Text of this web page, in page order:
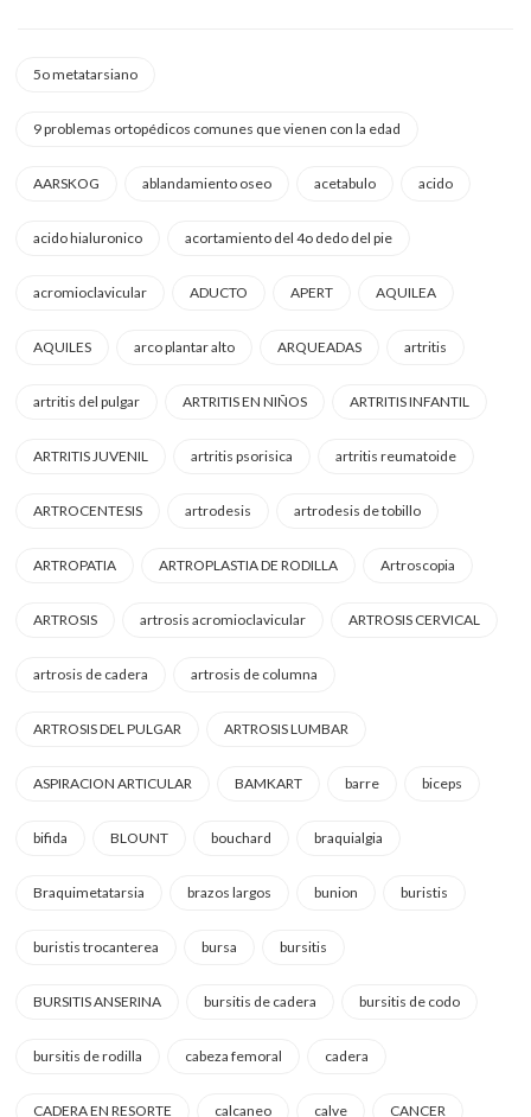
5o metatarsiano
9 problemas ortopédicos comunes que vienen con la edad
AARSKOG ablandamiento oseo acetabulo acido
acido hialuronico acortamiento del 4o dedo del pie
acromioclavicular ADUCTO APERT AQUILEA
AQUILES arco plantar alto ARQUEADAS artritis
artritis del pulgar ARTRITIS EN NIÑOS ARTRITIS INFANTIL
ARTRITIS JUVENIL artritis psorisica artritis reumatoide
ARTROCENTESIS artrodesis artrodesis de tobillo
ARTROPATIA ARTROPLASTIA DE RODILLA Artroscopia
ARTROSIS artrosis acromioclavicular ARTROSIS CERVICAL
artrosis de cadera artrosis de columna
ARTROSIS DEL PULGAR ARTROSIS LUMBAR
ASPIRACION ARTICULAR BAMKART barre biceps
bifida BLOUNT bouchard braquialgia
Braquimetatarsia brazos largos bunion buristis
buristis trocanterea bursa bursitis
BURSITIS ANSERINA bursitis de cadera bursitis de codo
bursitis de rodilla cabeza femoral cadera
CADERA EN RESORTE calcaneo calve CANCER